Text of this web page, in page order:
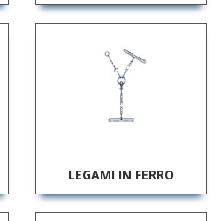
LEGAMI IN FERRO